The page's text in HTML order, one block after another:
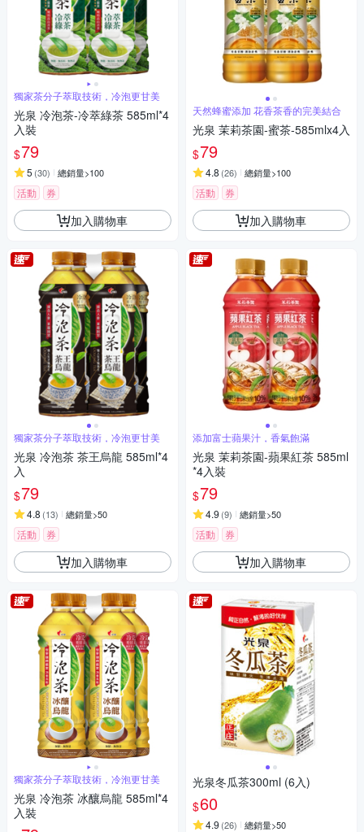
獨家茶分子萃取技術，冷泡更甘美
光泉 冷泡茶-冷萃綠茶 585ml*4
入裝
$79
5 (30) 總銷量>100
活動 券
加入購物車
獨家茶分子萃取技術，冷泡更甘美
光泉 冷泡茶 茶王烏龍 585ml*4
入
$79
4.8 (13) 總銷量>50
活動 券
加入購物車
獨家茶分子萃取技術，冷泡更甘美
光泉 冷泡茶 冰釀烏龍 585ml*4
入裝
天然蜂蜜添加 花香茶香的完美結合
光泉 茉莉茶園-蜜茶-585mlx4入
$79
4.8 (26) 總銷量>100
活動 券
加入購物車
添加富士蘋果汁，香氣飽滿
光泉 茉莉茶園-蘋果紅茶 585ml
*4入裝
$79
4.9 (9) 總銷量>50
活動 券
加入購物車
光泉冬瓜茶300ml (6入)
$60
4.9 (26) 總銷量>50